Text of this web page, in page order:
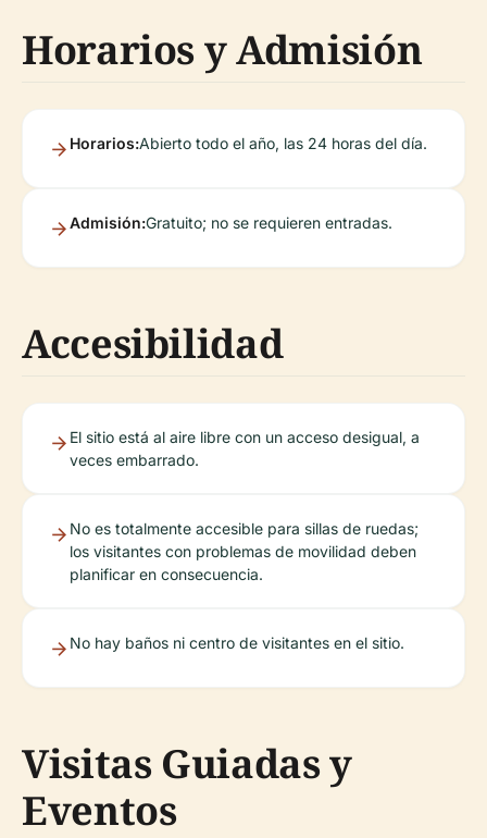
Horarios y Admisión
Horarios:Abierto todo el año, las 24 horas del día.
Admisión:Gratuito; no se requieren entradas.
Accesibilidad
El sitio está al aire libre con un acceso desigual, a
veces embarrado.
No es totalmente accesible para sillas de ruedas;
los visitantes con problemas de movilidad deben
planificar en consecuencia.
No hay baños ni centro de visitantes en el sitio.
Visitas Guiadas y
Eventos